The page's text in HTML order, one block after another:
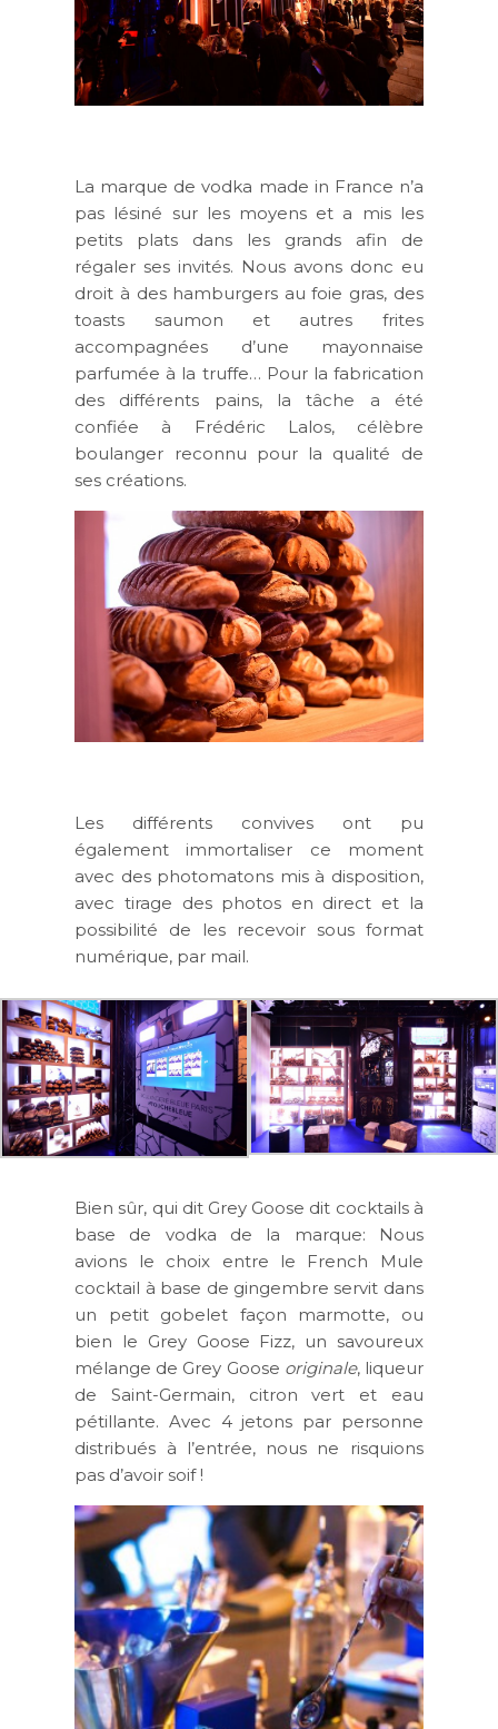
La marque de vodka made in France n’a
pas lésiné sur les moyens et a mis les
petits plats dans les grands afin de
régaler ses invités. Nous avons donc eu
droit à des hamburgers au foie gras, des
toasts saumon et autres frites
accompagnées d’une mayonnaise
parfumée à la truffe… Pour la fabrication
des différents pains, la tâche a été
confiée à Frédéric Lalos, célèbre
boulanger reconnu pour la qualité de
ses créations.
Les différents convives ont pu
également immortaliser ce moment
avec des photomatons mis à disposition,
avec tirage des photos en direct et la
possibilité de les recevoir sous format
numérique, par mail.
Bien sûr, qui dit Grey Goose dit cocktails à
base de vodka de la marque: Nous
avions le choix entre le French Mule
cocktail à base de gingembre servit dans
un petit gobelet façon marmotte, ou
bien le Grey Goose Fizz, un savoureux
mélange de Grey Goose originale, liqueur
de Saint-Germain, citron vert et eau
pétillante. Avec 4 jetons par personne
distribués à l’entrée, nous ne risquions
pas d’avoir soif !